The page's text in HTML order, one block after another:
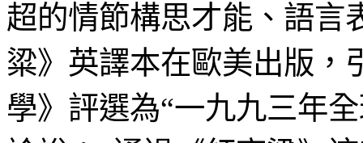
超的情節構思才能、語言
粱》英譯本在歐美出版，
學》評選為“一九九三年